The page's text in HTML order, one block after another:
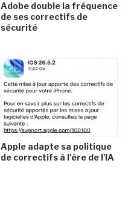
Adobe double la fréquence
de ses correctifs de
sécurité
Apple adapte sa politique
de correctifs à l'ère de l'IA